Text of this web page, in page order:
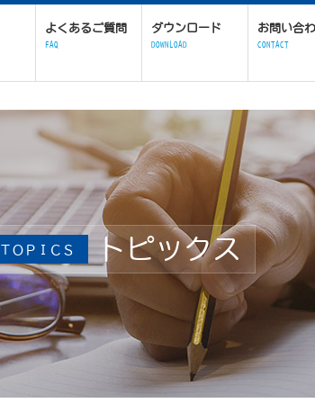
よくあるご質問
FAQ
ダウンロード
DOWNLOAD
お問い合
CONTACT
ＴＯＰＩＣＳ トピックス